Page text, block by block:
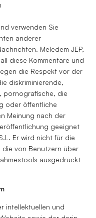
verwenden Sie
anderer
Meledem JEP,
diese Kommentare und
die Respekt vor der
diskriminierende,
pornografische, die
oder öffentliche
Meinung nach der
geeignet
Er wird nicht für die
von Benutzern über
ausgedrückt
intellektuellen und